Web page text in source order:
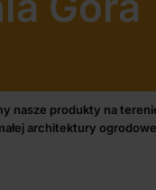
nasze produkty na
architektury